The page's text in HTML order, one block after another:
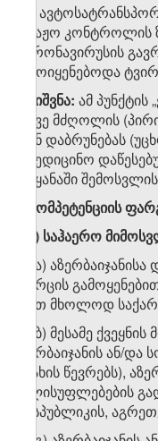
ე.ე)
საბაჟო
კორონავირუსის
გამოიყენებოდა
შენიშვნა: ამ
ასევე მძღოლის
უკან დაბრუნებას
სამედიცინო
ქვეყანაში
კომპეტენციის
) საჰაერო
ვ.ა.ა)
სივრცის
აქვთ მხოლოდ
ვ.ა.ბ) მესამე
აზერბაიჯანის ან/
ოჯახის წევრებს),
ხელისუფლებების
რესპუბლიკის,